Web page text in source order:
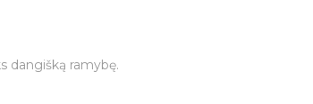
dangišką ramybę.